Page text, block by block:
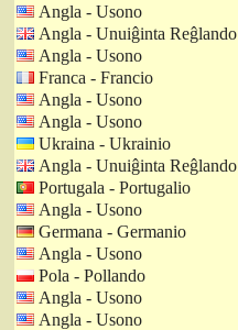
Angla - Usono
Angla - Unuiĝinta Reĝlando
Angla - Usono
Franca - Francio
Angla - Usono
Angla - Usono
Ukraina - Ukrainio
Angla - Unuiĝinta Reĝlando
Portugala - Portugalio
Angla - Usono
Germana - Germanio
Angla - Usono
Pola - Pollando
Angla - Usono
Angla - Usono